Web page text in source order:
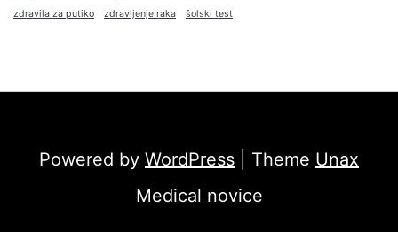
zdravila za putiko zdravljenje raka šolski test
Powered by WordPress | Theme Unax
Medical novice